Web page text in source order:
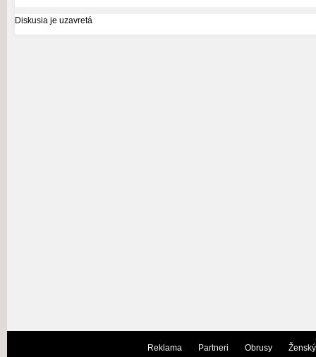
Diskusia je uzavretá
Reklama Partneri Obrusy